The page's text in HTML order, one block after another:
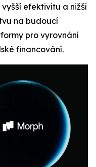
vyšší efektivitu a nižší
na budoucí
pro vyrovnání
financování.